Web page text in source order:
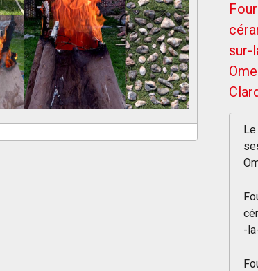
sur-
-